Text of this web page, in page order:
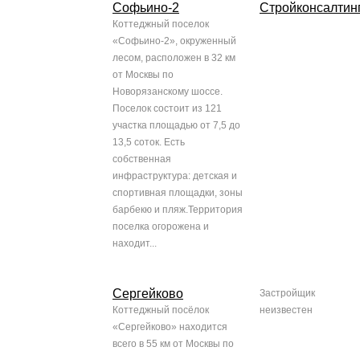
Софьино-2
Коттеджный поселок
«Софьино-2», окруженный
лесом, расположен в 32 км
от Москвы по
Новорязанскому шоссе.
Поселок состоит из 121
участка площадью от 7,5 до
13,5 соток. Есть
собственная
инфраструктура: детская и
спортивная площадки, зоны
барбекю и пляж.Территория
поселка огорожена и
находит...
Сергейково
Коттеджный посёлок
«Сергейково» находится
всего в 55 км от Москвы по
Застройщик
неизвестен